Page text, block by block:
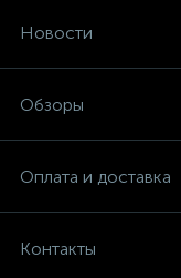
Новости
Обзоры
Оплата и доставка
Контакты